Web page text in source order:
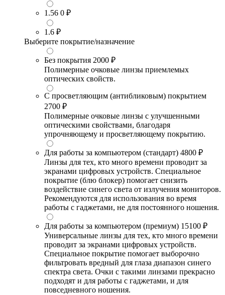
1.56 0 ₽
1.6 ₽
Выберите покрытие/назначение
Без покрытия 2000 ₽
Полимерные очковые линзы приемлемых
оптических свойств.
С просветляющим (антибликовым) покрытием
2700 ₽
Полимерные очковые линзы с улучшенными
оптическими свойствами, благодаря
упрочняющему и просветляющему покрытию.
Для работы за компьютером (стандарт) 4800 ₽
Линзы для тех, кто много времени проводит за
экранами цифровых устройств. Специальное
покрытие (блю блокер) помогает снизить
воздействие синего света от излучения мониторов.
Рекомендуются для использования во время
работы с гаджетами, не для постоянного ношения.
Для работы за компьютером (премиум) 15100 ₽
Универсальные линзы для тех, кто много времени
проводит за экранами цифровых устройств.
Специальное покрытие помогает выборочно
фильтровать вредный для глаза диапазон синего
спектра света. Очки с такими линзами прекрасно
подходят и для работы с гаджетами, и для
повседневного ношения.